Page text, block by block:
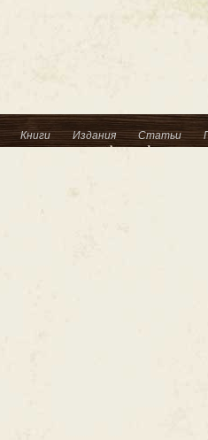
Книги Издания Статьи